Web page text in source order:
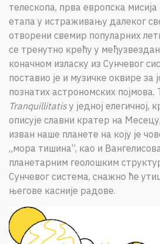
телескопа, прва европска
етапа у истраживању далеког
отворени свемир популарних
се тренутно крећу у
коначном изласку из Сунчевог
поставио је и музичке оквире за
познатих астрономских појмова.
Tranquillitatisу једној елегичној,
описује славни кратер на
изван наше планете на коју је
„мора тишина“, као и
планетарним геолошким
Сунчевог система, снажно ће
његове касније радове.